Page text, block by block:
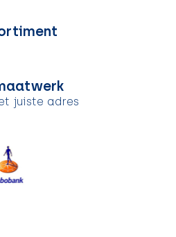
juiste adres